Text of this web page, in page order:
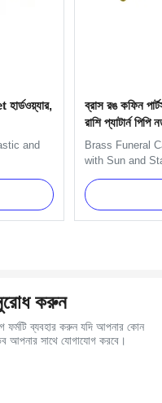
and
pack as
H9021
silver,
ব্রাস রঙ কফিন
রাশি প্যাটার্ন পিপি
Brass Funeral
with Sun and
One set
small casket
(203cm) and
Item Name TX-
করুন
ব্যবহার করুন যদি আপনার কোন
আপনার সাথে যোগাযোগ করবে।